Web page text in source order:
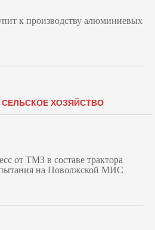
к производству алюминиевых
ХОЗЯЙСТВО
от ТМЗ в составе трактора
на Поволжской МИС